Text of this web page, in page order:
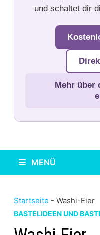
und schaltet dir
Mehr über
MENÜ
Startseite - Washi-Eier
BASTELIDEEN UND